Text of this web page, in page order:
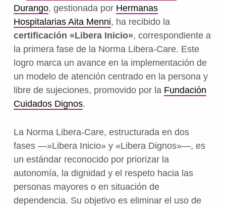
Durango, gestionada por Hermanas
Hospitalarias Aita Menni, ha recibido la
certificación «Libera Inicio», correspondiente a
la primera fase de la Norma Libera-Care. Este
logro marca un avance en la implementación de
un modelo de atención centrado en la persona y
libre de sujeciones, promovido por la Fundación
Cuidados Dignos.
La Norma Libera-Care, estructurada en dos
fases —»Libera Inicio» y «Libera Dignos»—, es
un estándar reconocido por priorizar la
autonomía, la dignidad y el respeto hacia las
personas mayores o en situación de
dependencia. Su objetivo es eliminar el uso de